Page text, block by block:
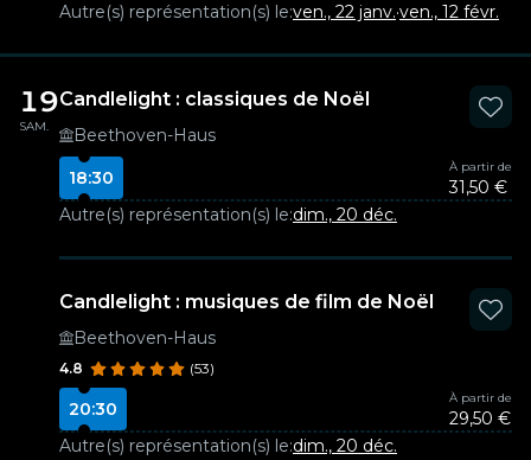
Autre(s) représentation(s) le:ven., 22 janv.·ven., 12 févr.
19
SAM.
Candlelight : classiques de Noël
Beethoven-Haus
18:30
À partir de
31,50 €
Autre(s) représentation(s) le:dim., 20 déc.
Candlelight : musiques de film de Noël
Beethoven-Haus
4.8 (53)
20:30
À partir de
29,50 €
Autre(s) représentation(s) le:dim., 20 déc.